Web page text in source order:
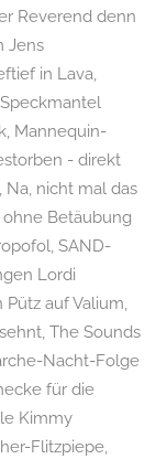
Reverend denn
Jens
in Lava,
, Mannequin-
- direkt
, Na, nicht mal das
ohne Betäubung
, SAND-
Lordi
Pütz auf Valium,
, The Sounds
Nacht-Folge
für die
Kimmy
Flitzpiepe,